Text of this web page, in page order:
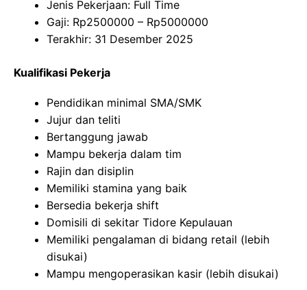
Jenis Pekerjaan: Full Time
Gaji: Rp2500000 – Rp5000000
Terakhir: 31 Desember 2025
Kualifikasi Pekerja
Pendidikan minimal SMA/SMK
Jujur dan teliti
Bertanggung jawab
Mampu bekerja dalam tim
Rajin dan disiplin
Memiliki stamina yang baik
Bersedia bekerja shift
Domisili di sekitar Tidore Kepulauan
Memiliki pengalaman di bidang retail (lebih
disukai)
Mampu mengoperasikan kasir (lebih disukai)